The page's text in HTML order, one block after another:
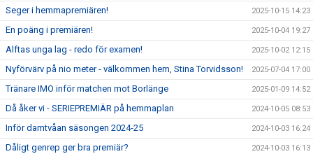
Seger i hemmapremiären! 2025-10-15 14:23
En poäng i premiären! 2025-10-04 19:27
Alftas unga lag - redo för examen! 2025-10-02 12:15
Nyförvärv på nio meter - välkommen hem, Stina Torvidsson! 2025-07-04 17:00
Tränare IMO inför matchen mot Borlänge 2025-01-09 14:52
Då åker vi - SERIEPREMIÄR på hemmaplan 2024-10-05 08:53
Inför damtvåan säsongen 2024-25 2024-10-03 16:24
Dåligt genrep ger bra premiär? 2024-10-03 16:13